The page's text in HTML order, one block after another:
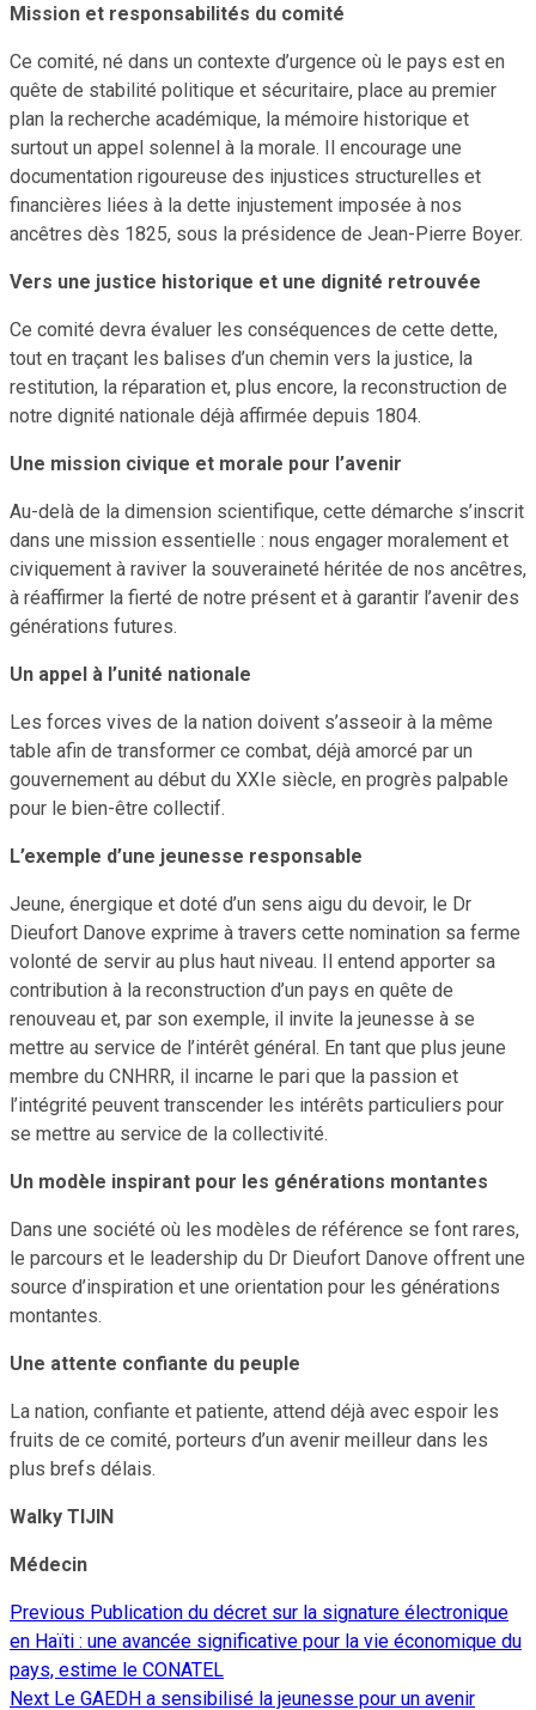
Mission et responsabilités du comité
Ce comité, né dans un contexte d’urgence où le pays est en
quête de stabilité politique et sécuritaire, place au premier
plan la recherche académique, la mémoire historique et
surtout un appel solennel à la morale. Il encourage une
documentation rigoureuse des injustices structurelles et
financières liées à la dette injustement imposée à nos
ancêtres dès 1825, sous la présidence de Jean-Pierre Boyer.
Vers une justice historique et une dignité retrouvée
Ce comité devra évaluer les conséquences de cette dette,
tout en traçant les balises d’un chemin vers la justice, la
restitution, la réparation et, plus encore, la reconstruction de
notre dignité nationale déjà affirmée depuis 1804.
Une mission civique et morale pour l’avenir
Au-delà de la dimension scientifique, cette démarche s’inscrit
dans une mission essentielle : nous engager moralement et
civiquement à raviver la souveraineté héritée de nos ancêtres,
à réaffirmer la fierté de notre présent et à garantir l’avenir des
générations futures.
Un appel à l’unité nationale
Les forces vives de la nation doivent s’asseoir à la même
table afin de transformer ce combat, déjà amorcé par un
gouvernement au début du XXIe siècle, en progrès palpable
pour le bien-être collectif.
L’exemple d’une jeunesse responsable
Jeune, énergique et doté d’un sens aigu du devoir, le Dr
Dieufort Danove exprime à travers cette nomination sa ferme
volonté de servir au plus haut niveau. Il entend apporter sa
contribution à la reconstruction d’un pays en quête de
renouveau et, par son exemple, il invite la jeunesse à se
mettre au service de l’intérêt général. En tant que plus jeune
membre du CNHRR, il incarne le pari que la passion et
l’intégrité peuvent transcender les intérêts particuliers pour
se mettre au service de la collectivité.
Un modèle inspirant pour les générations montantes
Dans une société où les modèles de référence se font rares,
le parcours et le leadership du Dr Dieufort Danove offrent une
source d’inspiration et une orientation pour les générations
montantes.
Une attente confiante du peuple
La nation, confiante et patiente, attend déjà avec espoir les
fruits de ce comité, porteurs d’un avenir meilleur dans les
plus brefs délais.
Walky TIJIN
Médecin
Continue
Reading
Previous Publication du décret sur la signature électronique
en Haïti : une avancée significative pour la vie économique du
pays, estime le CONATEL
Next Le GAEDH a sensibilisé la jeunesse pour un avenir